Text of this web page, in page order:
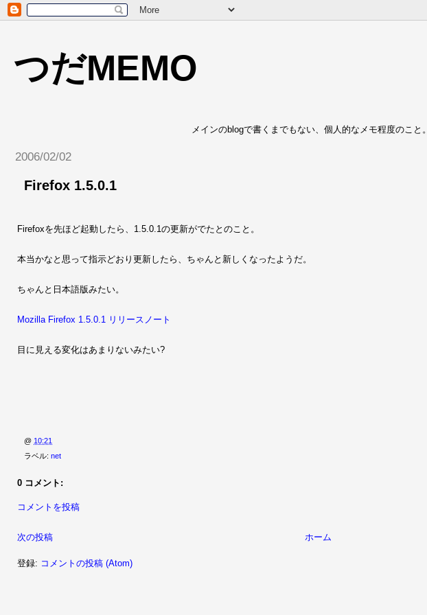
つだMEMO
メインのblogで書くまでもない、個人的なメモ程度のこと。
2006/02/02
Firefox 1.5.0.1
Firefoxを先ほど起動したら、1.5.0.1の更新がでたとのこと。
本当かなと思って指示どおり更新したら、ちゃんと新しくなったようだ。
ちゃんと日本語版みたい。
Mozilla Firefox 1.5.0.1 リリースノート
目に見える変化はあまりないみたい?
@ 10:21
ラベル: net
0 コメント:
コメントを投稿
次の投稿 ホーム
登録: コメントの投稿 (Atom)